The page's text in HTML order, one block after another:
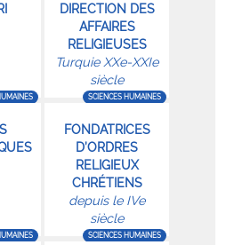
DIRECTION DES
AFFAIRES
RELIGIEUSES
Turquie XXe-XXIe
siècle
SCIENCES HUMAINES
FONDATRICES
D’ORDRES
RELIGIEUX
CHRÉTIENS
depuis le IVe
siècle
SCIENCES HUMAINES